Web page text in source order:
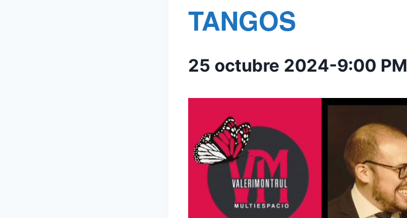
TANGOS
25 octubre 2024-9:00 PM